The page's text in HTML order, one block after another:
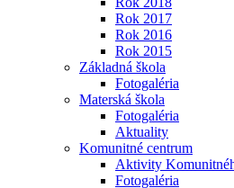
Rok 2017
Rok 2016
Rok 2015
Základná škola
Fotogaléria
Materská škola
Fotogaléria
Aktuality
Komunitné centrum
Aktivity
Fotogaléria